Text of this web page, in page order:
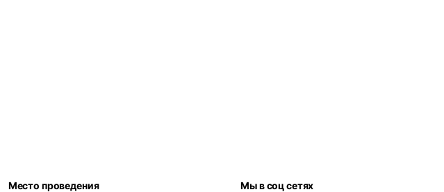
Место проведения Мы в соц сетях